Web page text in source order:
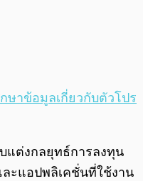
ษาข้อมูลเกี่ยวกับตัวโปร
แต่งกลยุทธ์การลงทุน
ะแอปพลิเคชั่นที่ใช้งาน